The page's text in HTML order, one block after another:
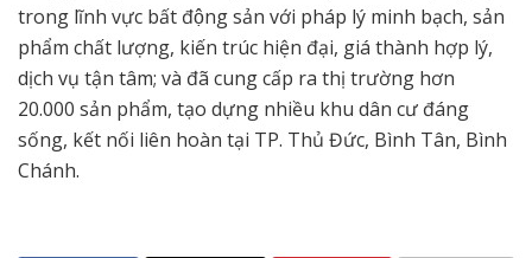
trong lĩnh vực bất động sản với pháp lý minh bạch, sản
phẩm chất lượng, kiến trúc hiện đại, giá thành hợp lý,
dịch vụ tận tâm; và đã cung cấp ra thị trường hơn
20.000 sản phẩm, tạo dựng nhiều khu dân cư đáng
sống, kết nối liên hoàn tại TP. Thủ Đức, Bình Tân, Bình
Chánh.